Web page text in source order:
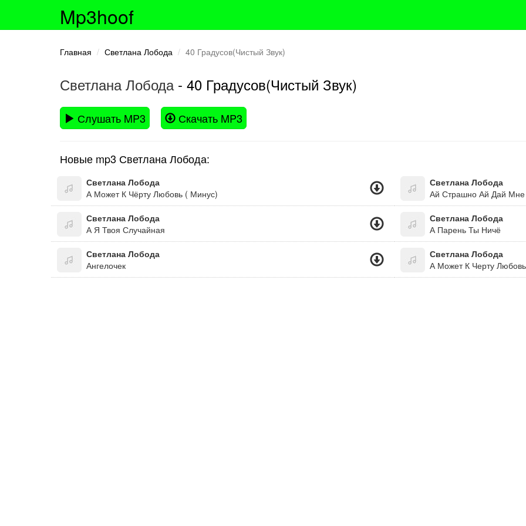
Mp3hoof
Главная Светлана Лобода 40 Градусов(Чистый Звук)
Светлана Лобода- 40 Градусов(Чистый Звук)
Слушать MP3 Скачать MP3
Новые mp3 Светлана Лобода:
Светлана Лобода
А Может К Чёрту Любовь ( Минус)
Светлана Лобода
Ай Страшно Ай Дай Мне
Светлана Лобода
А Я Твоя Случайная
Светлана Лобода
А Парень Ты Ничё
Светлана Лобода
Ангелочек
Светлана Лобода
А Может К Черту